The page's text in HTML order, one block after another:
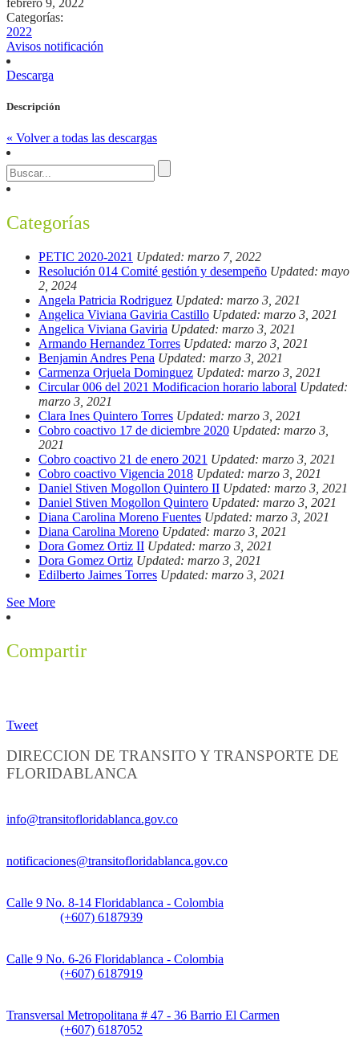
Categorías:
2022
Avisos notificación
Descarga
Descripción
« Volver a todas las descargas
Categorías
PETIC 2020-2021 Updated: marzo 7, 2022
Resolución 014 Comité gestión y desempeño Updated: mayo
2, 2024
Angela Patricia Rodriguez Updated: marzo 3, 2021
Angelica Viviana Gaviria Castillo Updated: marzo 3, 2021
Angelica Viviana Gaviria Updated: marzo 3, 2021
Armando Hernandez Torres Updated: marzo 3, 2021
Benjamin Andres Pena Updated: marzo 3, 2021
Carmenza Orjuela Dominguez Updated: marzo 3, 2021
Circular 006 del 2021 Modificacion horario laboral Updated:
marzo 3, 2021
Clara Ines Quintero Torres Updated: marzo 3, 2021
Cobro coactivo 17 de diciembre 2020 Updated: marzo 3,
2021
Cobro coactivo 21 de enero 2021 Updated: marzo 3, 2021
Cobro coactivo Vigencia 2018 Updated: marzo 3, 2021
Daniel Stiven Mogollon Quintero II Updated: marzo 3, 2021
Daniel Stiven Mogollon Quintero Updated: marzo 3, 2021
Diana Carolina Moreno Fuentes Updated: marzo 3, 2021
Diana Carolina Moreno Updated: marzo 3, 2021
Dora Gomez Ortiz II Updated: marzo 3, 2021
Dora Gomez Ortiz Updated: marzo 3, 2021
Edilberto Jaimes Torres Updated: marzo 3, 2021
See More
Compartir
Tweet
DIRECCION DE TRANSITO Y TRANSPORTE DE
FLORIDABLANCA
info@transitofloridablanca.gov.co
notificaciones@transitofloridablanca.gov.co
Calle 9 No. 8-14 Floridablanca - Colombia
(+607) 6187939
Calle 9 No. 6-26 Floridablanca - Colombia
(+607) 6187919
Transversal Metropolitana # 47 - 36 Barrio El Carmen
(+607) 6187052